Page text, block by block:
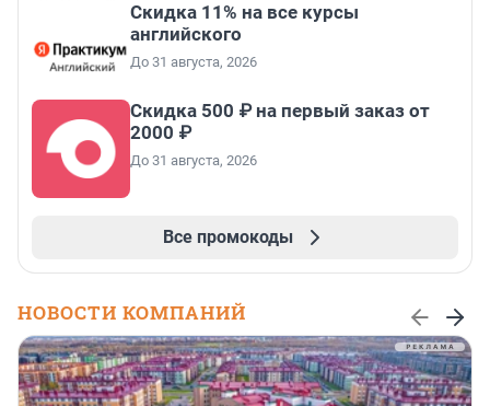
Скидка 11% на все курсы
английского
До 31 августа, 2026
Скидка 500 ₽ на первый заказ от
2000 ₽
До 31 августа, 2026
Все промокоды
НОВОСТИ КОМПАНИЙ